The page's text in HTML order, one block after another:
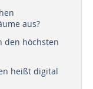
aus?
den höchsten
heißt digital